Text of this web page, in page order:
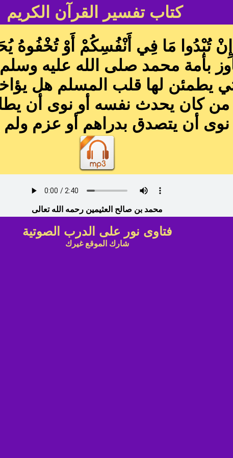
كتاب تفسير القرآن الكريم
تُبْدُوا مَا فِي أَنْفُسِكُمْ أَوْ تُخْفُوهُ
بأمة محمد صلى الله عليه
يطمئن لها قلب المسلم هل
من كان يحدث نفسه أو نوى أن
نوى أن يتصدق بدراهم أو عزم
محمد بن صالح العثيمين رحمه الله تعالى
فتاوى نور على الدرب الصوتية
شارك الموقع غيرك